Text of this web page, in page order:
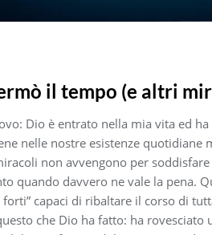
il tempo (e altri
Dio è entrato nella mia vita ed
nelle nostre esistenze quotidiane
non avvengono per
quando davvero ne vale la pena.
capaci di ribaltare il corso di
che Dio ha fatto: ha rovesciato